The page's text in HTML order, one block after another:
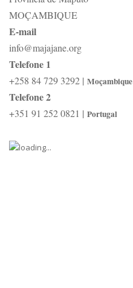
MOÇAMBIQUE
E-mail
info@majajane.org
Telefone 1
+258 84 729 3292 | Moçambique
Telefone 2
+351 91 252 0821 | Portugal